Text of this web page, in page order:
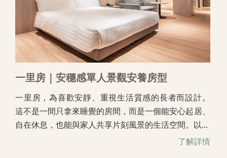
一里房｜安穩感單人景觀安養房型
一里房，為喜歡安靜、重視生活質感的長者而設計。
這不是一間只拿來睡覺的房間，而是一個能安心起居、
自在休息，也能與家人共享片刻風景的生活空間。以...
了解詳情